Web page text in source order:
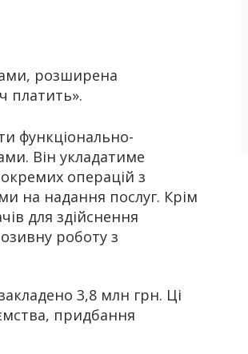
розширена
платить».
функціонально-
Він укладатиме
операцій з
на надання послуг. Крім
для здійснення
роботу з
3,8 млн грн. Ці
придбання